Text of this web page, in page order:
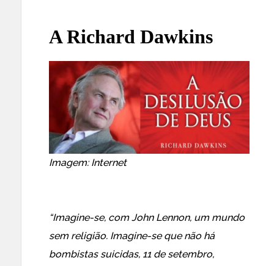
A Richard Dawkins
Imagem: Internet
“Imagine-se, com John Lennon, um mundo
sem religião. Imagine-se que não há
bombistas suicidas, 11 de setembro,